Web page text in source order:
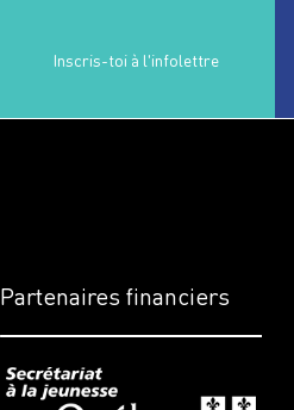
Inscris-toi à l'infolettre
Partenaires financiers